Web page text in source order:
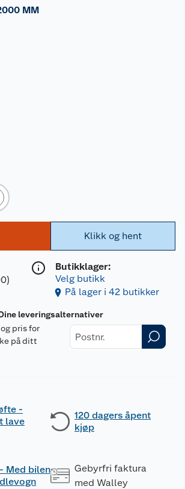
MM
Klikk og hent
Butikklager:
Velg butikk
På lager i 42 butikker
leveringsalternativer
pris for
på ditt
-
lave
120 dagers åpent
kjøp
Med bilen
Gebyrfri faktura
med Walley